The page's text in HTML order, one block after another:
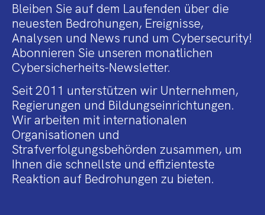
Bleiben Sie auf dem Laufenden über die
neuesten Bedrohungen, Ereignisse,
Analysen und News rund um Cybersecurity!
Abonnieren Sie unseren monatlichen
Cybersicherheits-Newsletter.
Seit 2011 unterstützen wir Unternehmen,
Regierungen und Bildungseinrichtungen.
Wir arbeiten mit internationalen
Organisationen und
Strafverfolgungsbehörden zusammen, um
Ihnen die schnellste und effizienteste
Reaktion auf Bedrohungen zu bieten.